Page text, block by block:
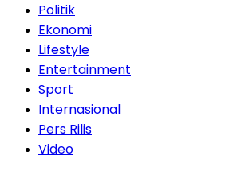
Politik
Ekonomi
Lifestyle
Entertainment
Sport
Internasional
Pers Rilis
Video